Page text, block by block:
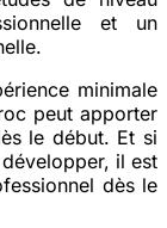
et un
minimale
peut apporter
le début. Et si
il est
dès le